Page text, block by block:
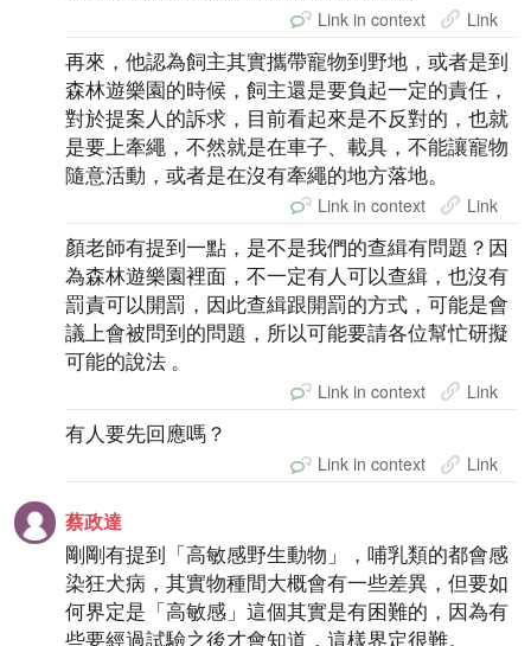
Link in context Link
再來，他認為飼主其實攜帶寵物到野地，或者是到
森林遊樂園的時候，飼主還是要負起一定的責任，
對於提案人的訴求，目前看起來是不反對的，也就
是要上牽繩，不然就是在車子、載具，不能讓寵物
隨意活動，或者是在沒有牽繩的地方落地。
Link in context Link
顏老師有提到一點，是不是我們的查緝有問題？因
為森林遊樂園裡面，不一定有人可以查緝，也沒有
罰責可以開罰，因此查緝跟開罰的方式，可能是會
議上會被問到的問題，所以可能要請各位幫忙研擬
可能的說法 。
Link in context Link
有人要先回應嗎？
Link in context Link
蔡政達
剛剛有提到「高敏感野生動物」，哺乳類的都會感
染狂犬病，其實物種間大概會有一些差異，但要如
何界定是「高敏感」這個其實是有困難的，因為有
些要經過試驗之後才會知道，這樣界定很難。